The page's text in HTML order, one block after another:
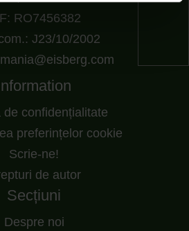
RO7456382
J23/10/2002
de confidențialitate
preferințelor cookie
Scrie-ne!
de autor
Secțiuni
Despre noi